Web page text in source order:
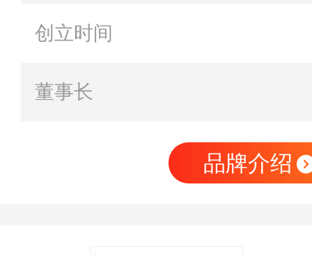
创立时间
董事长
品牌介绍